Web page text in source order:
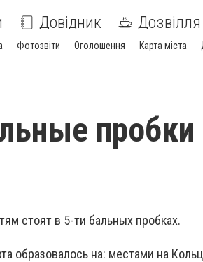
Довідник Дозвілля
Фотозвіти Оголошення Карта міста
пробки
стоят в 5-ти бальных пробках.
образовалось на: местами на